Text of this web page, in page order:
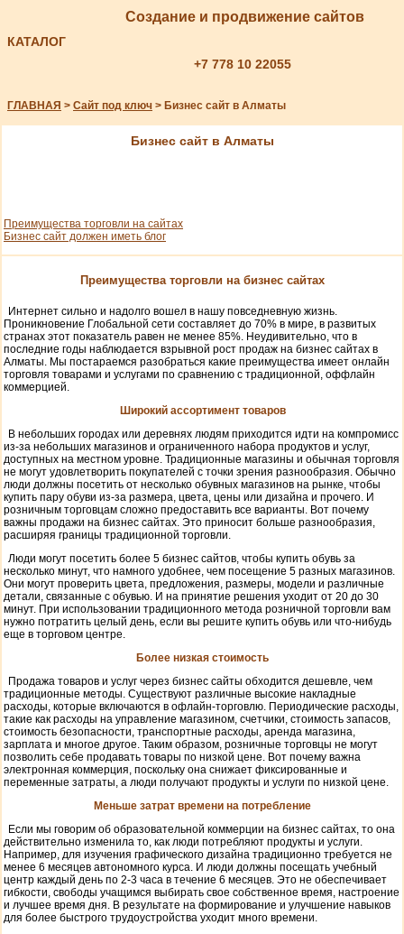
КАТАЛОГ
Создание и продвижение сайтов
+7 778 10 22055
ГЛАВНАЯ > Сайт под ключ > Бизнес сайт в Алматы
Бизнес сайт в Алматы
Преимущества торговли на сайтах
Бизнес сайт должен иметь блог
Преимущества торговли на бизнес сайтах
Интернет сильно и надолго вошел в нашу повседневную жизнь.
Проникновение Глобальной сети составляет до 70% в мире, в развитых
странах этот показатель равен не менее 85%. Неудивительно, что в
последние годы наблюдается взрывной рост продаж на бизнес сайтах в
Алматы. Мы постараемся разобраться какие преимущества имеет онлайн
торговля товарами и услугами по сравнению с традиционной, оффлайн
коммерцией.
Широкий ассортимент товаров
В небольших городах или деревнях людям приходится идти на компромисс
из-за небольших магазинов и ограниченного набора продуктов и услуг,
доступных на местном уровне. Традиционные магазины и обычная торговля
не могут удовлетворить покупателей с точки зрения разнообразия. Обычно
люди должны посетить от несколько обувных магазинов на рынке, чтобы
купить пару обуви из-за размера, цвета, цены или дизайна и прочего. И
розничным торговцам сложно предоставить все варианты. Вот почему
важны продажи на бизнес сайтах. Это приносит больше разнообразия,
расширяя границы традиционной торговли.
Люди могут посетить более 5 бизнес сайтов, чтобы купить обувь за
несколько минут, что намного удобнее, чем посещение 5 разных магазинов.
Они могут проверить цвета, предложения, размеры, модели и различные
детали, связанные с обувью. И на принятие решения уходит от 20 до 30
минут. При использовании традиционного метода розничной торговли вам
нужно потратить целый день, если вы решите купить обувь или что-нибудь
еще в торговом центре.
Более низкая стоимость
Продажа товаров и услуг через бизнес сайты обходится дешевле, чем
традиционные методы. Существуют различные высокие накладные
расходы, которые включаются в офлайн-торговлю. Периодические расходы,
такие как расходы на управление магазином, счетчики, стоимость запасов,
стоимость безопасности, транспортные расходы, аренда магазина,
зарплата и многое другое. Таким образом, розничные торговцы не могут
позволить себе продавать товары по низкой цене. Вот почему важна
электронная коммерция, поскольку она снижает фиксированные и
переменные затраты, а люди получают продукты и услуги по низкой цене.
Меньше затрат времени на потребление
Если мы говорим об образовательной коммерции на бизнес сайтах, то она
действительно изменила то, как люди потребляют продукты и услуги.
Например, для изучения графического дизайна традиционно требуется не
менее 6 месяцев автономного курса. И люди должны посещать учебный
центр каждый день по 2-3 часа в течение 6 месяцев. Это не обеспечивает
гибкости, свободы учащимся выбирать свое собственное время, настроение
и лучшее время дня. В результате на формирование и улучшение навыков
для более быстрого трудоустройства уходит много времени.